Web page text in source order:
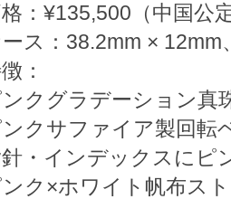
：¥135,500（中国公
ス：38.2mm ×
：
クグラデーション真
クサファイア製回転
・インデックスにピ
ク×ホワイト帆布ス